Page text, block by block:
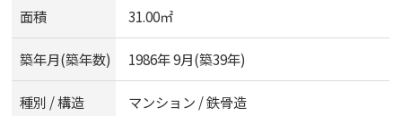
面積 31.00㎡
築年月(築年数) 1986年 9月(築39年)
種別 / 構造 マンション / 鉄骨造